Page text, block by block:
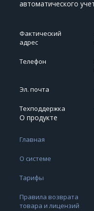
автоматического
Фактический
адрес
Телефон
Эл. почта
Техподдержка
О продукте
Главная
О системе
Тарифы
Правила возврата
товара и лицензий